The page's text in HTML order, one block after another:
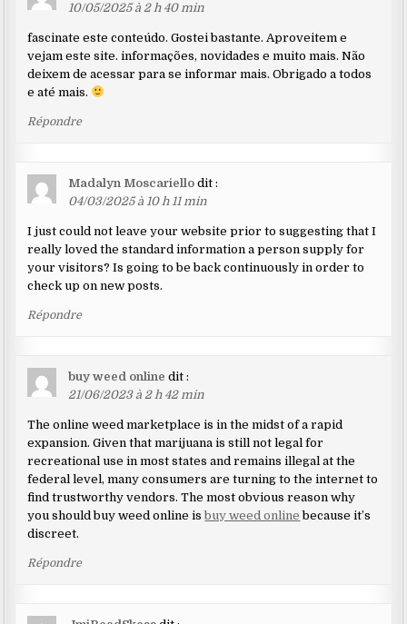
10/05/2025 à 2 h 40 min
fascinate este conteúdo. Gostei bastante. Aproveitem e
vejam este site. informações, novidades e muito mais. Não
deixem de acessar para se informar mais. Obrigado a todos
e até mais.
Répondre
Madalyn Moscariello dit :
04/03/2025 à 10 h 11 min
I just could not leave your website prior to suggesting that I
really loved the standard information a person supply for
your visitors? Is going to be back continuously in order to
check up on new posts.
Répondre
buy weed online dit :
21/06/2023 à 2 h 42 min
The online weed marketplace is in the midst of a rapid
expansion. Given that marijuana is still not legal for
recreational use in most states and remains illegal at the
federal level, many consumers are turning to the internet to
find trustworthy vendors. The most obvious reason why
you should buy weed online isbuy weed online because it’s
discreet.
Répondre